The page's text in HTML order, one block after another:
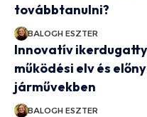
továbbtanulni?
BALOGH ESZTER
Innovatív
működési elv és
járművekben
BALOGH ESZTER